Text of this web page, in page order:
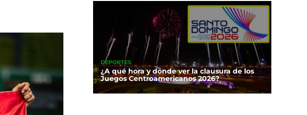
DEPORTES
¿A qué hora y dónde ver la clausura de los
Juegos Centroamericanos 2026?